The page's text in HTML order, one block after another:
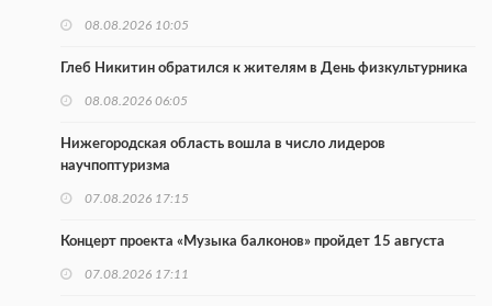
08.08.2026 10:05
Глеб Никитин обратился к жителям в День физкультурника
08.08.2026 06:05
Нижегородская область вошла в число лидеров
научпоптуризма
07.08.2026 17:15
Концерт проекта «Музыка балконов» пройдет 15 августа
07.08.2026 17:11